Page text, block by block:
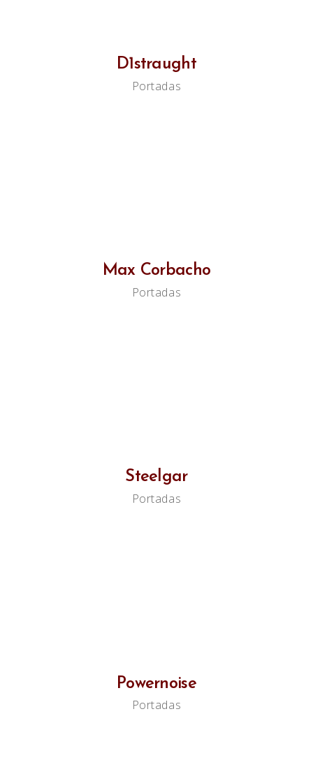
D1straught
Portadas
Max Corbacho
Portadas
Steelgar
Portadas
Powernoise
Portadas